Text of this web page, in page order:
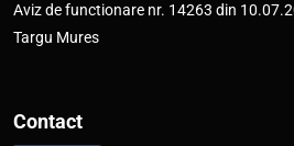
Aviz de functionare nr. 14263 din
Targu Mures
Contact